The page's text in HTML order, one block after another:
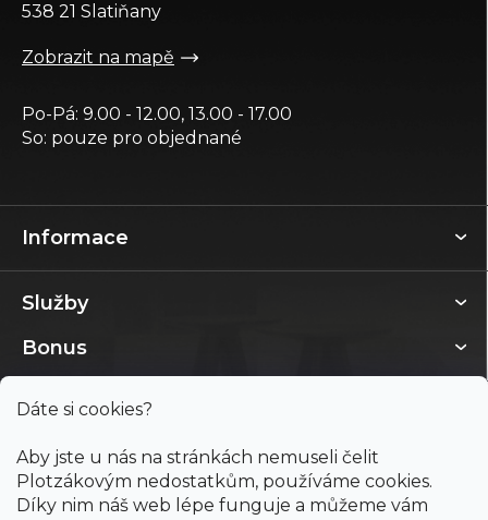
Dáte si cookies?
Aby jste u nás na stránkách nemuseli čelit
Plotzákovým nedostatkům, používáme cookies.
Díky nim náš web lépe funguje a můžeme vám
Informace
Služby
Bonus
538 21 Slatiňany
Zobrazit na mapě
Po-Pá: 9.00 - 12.00, 13.00 - 17.00
So: pouze pro objednané